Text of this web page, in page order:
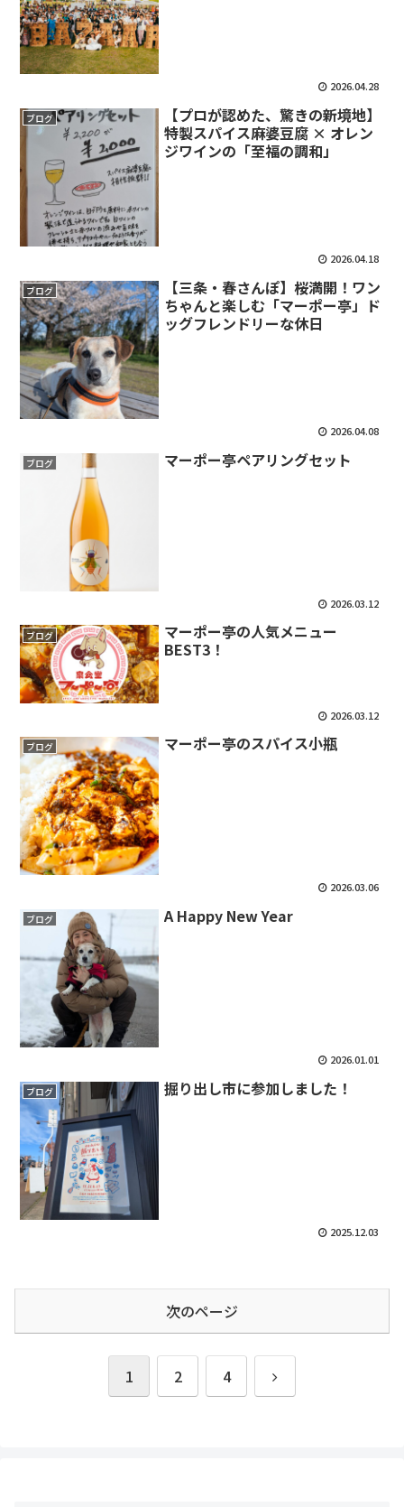
2026.04.28
ブログ
【プロが認めた、驚きの新境地】
特製スパイス麻婆豆腐 × オレン
ジワインの「至福の調和」
2026.04.18
ブログ
【三条・春さんぽ】桜満開！ワン
ちゃんと楽しむ「マーポー亭」ド
ッグフレンドリーな休日
2026.04.08
ブログ マーポー亭ペアリングセット
2026.03.12
ブログ
マーポー亭の人気メニュー
BEST3！
2026.03.12
ブログ マーポー亭のスパイス小瓶
2026.03.06
ブログ A Happy New Year
2026.01.01
ブログ 掘り出し市に参加しました！
2025.12.03
次のページ
1 2 4
次